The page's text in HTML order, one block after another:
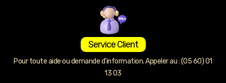
Service Client
Pour toute aide ou demande d’information. Appeler au : (05 60) 01
13 03